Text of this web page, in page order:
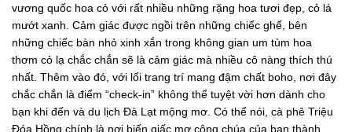
vương quốc hoa cỏ với rất nhiều những rặng hoa tươi đẹp, cỏ lá
mướt xanh. Cảm giác được ngồi trên những chiếc ghế, bên
những chiếc bàn nhỏ xinh xắn trong không gian um tùm hoa
thơm cỏ lạ chắc chắn sẽ là cảm giác mà nhiều cô nàng thích thú
nhất. Thêm vào đó, với lối trang trí mang đậm chất boho, nơi đây
chắc chắn là điểm “check-in” không thể tuyệt vời hơn dành cho
bạn khi đến và du lịch Đà Lạt mộng mơ. Có thể nói, cà phê Triệu
Đóa Hồng chính là nơi biến giấc mơ công chúa của bạn thành